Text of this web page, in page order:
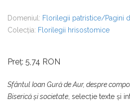
Domeniul: Florilegii patristice/Pagini
Colecția: Florilegii hrisostomice
Preț: 5,74 RON
Sfântul Ioan Gură de Aur, despre
Biserică și societate, selecție texte și